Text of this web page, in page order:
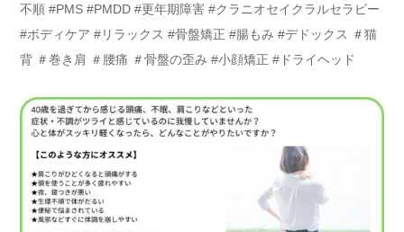
不順 #PMS #PMDD #更年期障害 #クラニオセイクラルセラピー
#ボディケア #リラックス #骨盤矯正 #腸もみ #デドックス ＃猫
背 ＃巻き肩 ＃腰痛 ＃骨盤の歪み #小顔矯正 #ドライヘッド